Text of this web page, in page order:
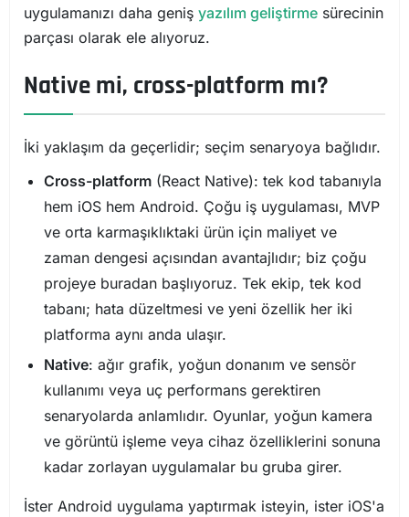
uygulamanızı daha geniş yazılım geliştirme sürecinin
parçası olarak ele alıyoruz.
Native mi, cross-platform mı?
İki yaklaşım da geçerlidir; seçim senaryoya bağlıdır.
Cross-platform (React Native): tek kod tabanıyla
hem iOS hem Android. Çoğu iş uygulaması, MVP
ve orta karmaşıklıktaki ürün için maliyet ve
zaman dengesi açısından avantajlıdır; biz çoğu
projeye buradan başlıyoruz. Tek ekip, tek kod
tabanı; hata düzeltmesi ve yeni özellik her iki
platforma aynı anda ulaşır.
Native: ağır grafik, yoğun donanım ve sensör
kullanımı veya uç performans gerektiren
senaryolarda anlamlıdır. Oyunlar, yoğun kamera
ve görüntü işleme veya cihaz özelliklerini sonuna
kadar zorlayan uygulamalar bu gruba girer.
İster Android uygulama yaptırmak isteyin, ister iOS'a